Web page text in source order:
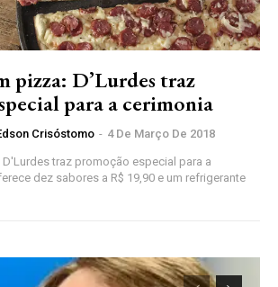
pizza: D’Lurdes traz
para a cerimonia
Crisóstomo - 4 De Março De 2018
traz promoção especial para a
dez sabores a R$ 19,90 e um refrigerante